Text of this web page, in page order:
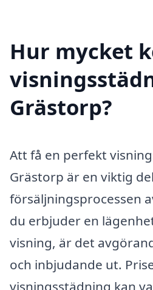
Hur mycket
Grästorp?
Att få en perfekt
Grästorp är en viktig
försäljningsprocessen
du erbjuder en
visning, är det
och inbjudande ut.
visningsstädning kan